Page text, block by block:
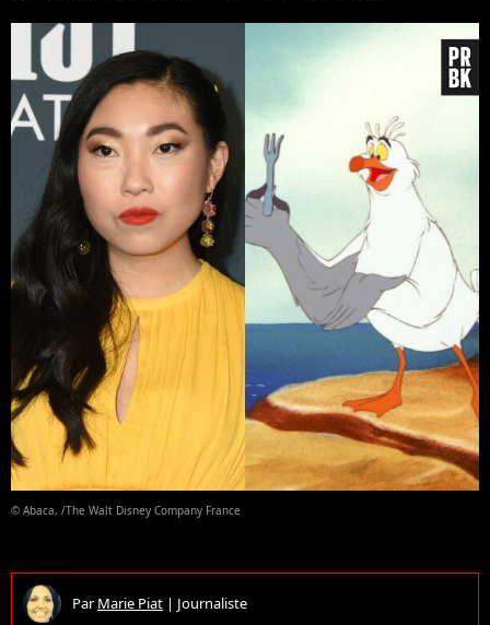
© Abaca, /The Walt Disney Company France
ParMarie Piat | Journaliste